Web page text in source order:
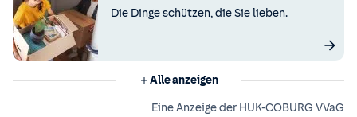
Die Dinge schützen, die Sie lieben.
Alle anzeigen
Eine Anzeige der HUK-COBURG VVaG